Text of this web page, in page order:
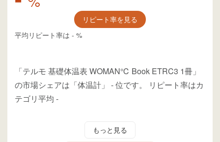
リピート率を見る
平均リピート率は - %
「テルモ 基礎体温表 WOMAN℃ Book ETRC3 1冊」
の市場シェアは「体温計」 -位です。
リピート率はカ
テゴリ平均 -
もっと見る